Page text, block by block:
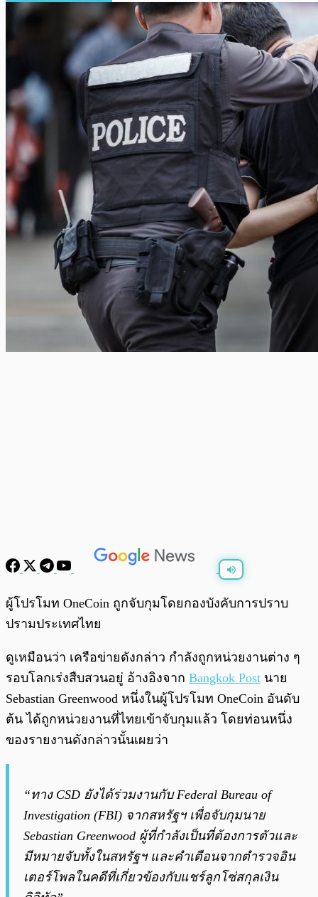
พร้อมเล่น
ผู้โปรโมท OneCoin ถูกจับกุมโดยกองบังคับการปราบ
ปรามประเทศไทย
ดูเหมือนว่า เครือข่ายดังกล่าว กำลังถูกหน่วยงานต่าง ๆ
รอบโลกเร่งสืบสวนอยู่ อ้างอิงจาก Bangkok Post นาย
Sebastian Greenwood หนึ่งในผู้โปรโมท OneCoin อันดับ
ต้น ได้ถูกหน่วยงานที่ไทยเข้าจับกุมแล้ว โดยท่อนหนึ่ง
ของรายงานดังกล่าวนั้นเผยว่า
“ทาง CSD ยังได้ร่วมงานกับ Federal Bureau of
Investigation (FBI) จากสหรัฐฯ เพื่อจับกุมนาย
Sebastian Greenwood ผู้ที่กำลังเป็นที่ต้องการตัวและ
มีหมายจับทั้งในสหรัฐฯ และคำเตือนจากตำรวจอิน
เตอร์โพลในคดีที่เกี่ยวข้องกับแชร์ลูกโซ่สกุลเงิน